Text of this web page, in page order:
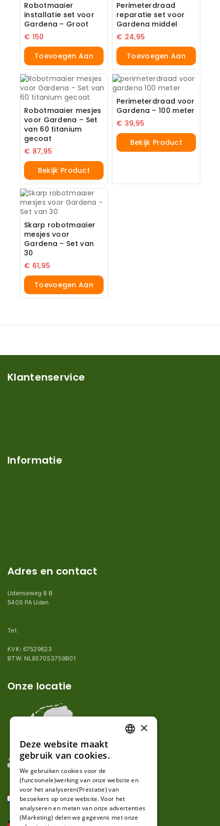
Robotmaaier
installatie set voor
Gardena – Groot
€ 150
Toevoegen Aan
Winkelwagen
Perimeterdraad
reparatie set voor
Gardena middel
€ 24,95
Toevoegen Aan
Winkelwagen
Robotmaaier mesjes
voor Gardena – Set
van 60 titanium
gecoat
€ 87,95
Bekijk Product
Perimeterdraad voor
Gardena – 100 meter
€ 39,95
Bekijk Product
Skarp robotmaaier
mesjes voor
Gardena – Set van
30
€ 61,95
Toevoegen Aan
Winkelwagen
Klantenservice
Informatie
Adres en contact
Udenseweg 8 B
5405 PA Uden
Tel:
KVK: 67529623
BTW: NL857053759B01
Onze locatie
GERMAN
×
Deze website maakt
gebruik van cookies.
We gebruiken cookies voor de
(functionele)werking van onze website en
voor het analyseren(Prestatie) van
bezoekers op onze website. Voor het
analyseren en meten van onze advertenties
(Marketing) delen we gegevens met onze